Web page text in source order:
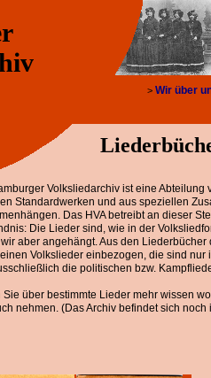
Volksliedarchiv ist eine
Standardwerken und aus speziellen
Das HVA betreibt an dieser
Die Lieder sind, wie in der
aber angehängt. Aus den
Volkslieder einbezogen, die sind
die politischen bzw.
Sie über bestimmte Lieder mehr wissen
nehmen. (Das Archiv befindet sich
> Wir über